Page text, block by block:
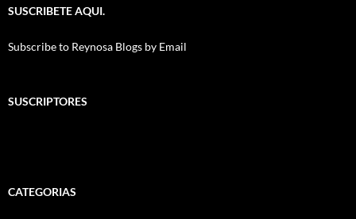
SUSCRIBETE AQUI.
Subscribe to Reynosa Blogs by Email
SUSCRIPTORES
CATEGORIAS